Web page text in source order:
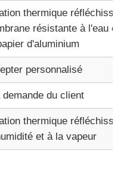
aluminium
thermique
résistante à l'eau et
d'aluminium
personnalisé
demande du client
thermique
et à la vapeur